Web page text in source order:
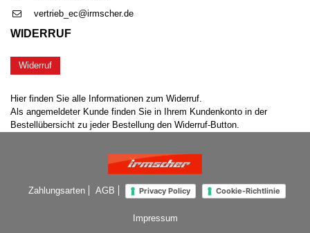
vertrieb_ec@irmscher.de
WIDERRUF
Widerruf
Hier finden Sie alle Informationen zum Widerruf.
Als angemeldeter Kunde finden Sie in Ihrem Kundenkonto in der
Bestellübersicht zu jeder Bestellung den Widerruf-Button.
Zahlungsarten AGB Privacy Policy Cookie-Richtlinie
Impressum